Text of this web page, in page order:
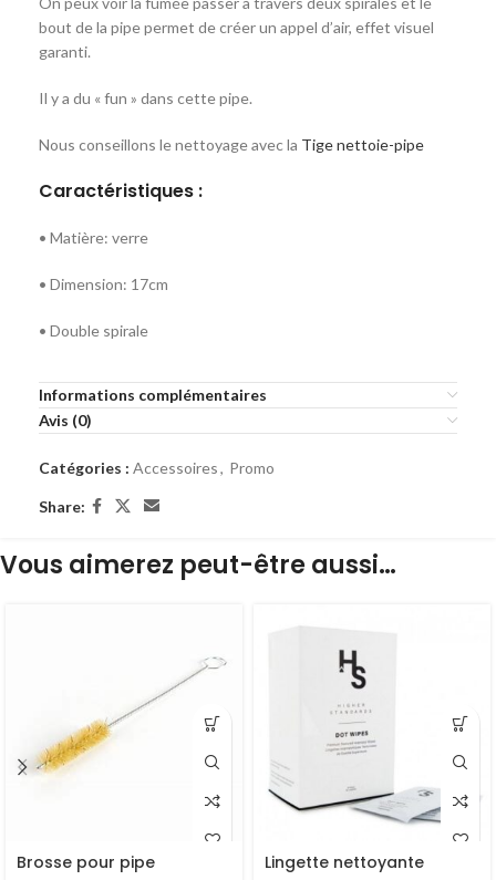
bout de la pipe permet de créer un appel d’air, effet visuel
garanti.
Il y a du « fun » dans cette pipe.
Nous conseillons le nettoyage avec la Tige nettoie-pipe
Caractéristiques :
• Matière: verre
• Dimension: 17cm
• Double spirale
Informations complémentaires
Avis (0)
Catégories : Accessoires, Promo
Share:
Vous aimerez peut-être aussi…
Brosse pour pipe Lingette nettoyante